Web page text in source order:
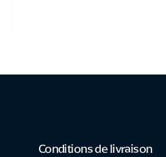
Conditions de livraison